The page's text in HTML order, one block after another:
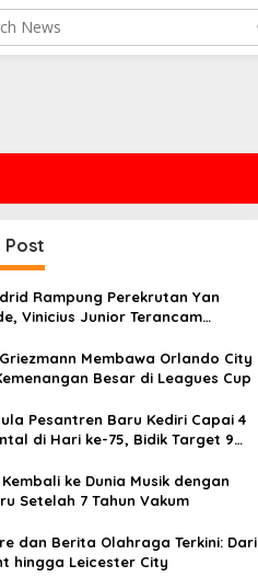
Post
Rampung Perekrutan Yan
Vinicius Junior Terancam
Membawa Orlando City
Besar di Leagues Cup
Pesantren Baru Kediri Capai 4
di Hari ke-75, Bidik Target 9
ke Dunia Musik dengan
Setelah 7 Tahun Vakum
dan Berita Olahraga Terkini: Dari
hingga Leicester City